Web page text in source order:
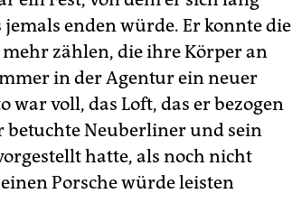
enden würde. Er konnte die
zählen, die ihre Körper an
in der Agentur ein neuer
war voll, das Loft, das er bezogen
Neuberliner und sein
hatte, als noch nicht
Porsche würde leisten